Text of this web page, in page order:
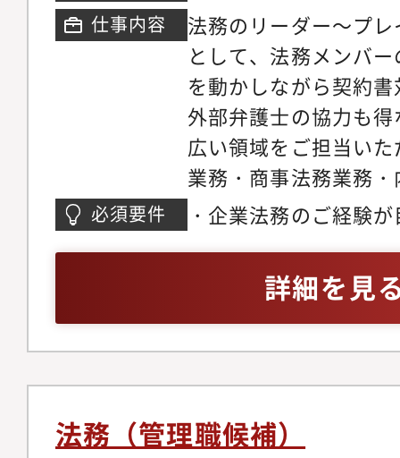
仕事内容
法務のリーダー～プ
として、法務メンバ
を動かしながら契約
外部弁護士の協力も
広い領域をご担当い
業務・商事法務業務
アンス推進・知財の
【配属組織】法務総
代1名 20代3名【同
りに『資産運用 × テ
を解決する事業を推
開発しております。
用を活性化させる
界の根深い課題の解
必須要件
・企業法務のご経験
事業推進のような経
詳細を見
法務（管理職候補）